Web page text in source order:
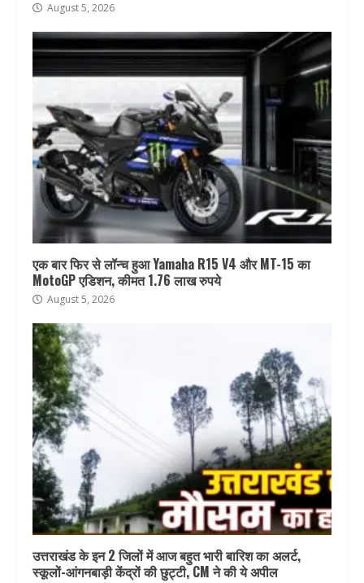
August 5, 2026
एक बार फिर से लॉन्च हुआ Yamaha R15 V4 और MT-15 का
MotoGP एडिशन, कीमत 1.76 लाख रुपये
August 5, 2026
उत्तराखंड के इन 2 जिलों में आज बहुत भारी बारिश का अलर्ट,
स्कूलों-आंगनबाड़ी केंद्रों की छुट्टी, CM ने की ये अपील